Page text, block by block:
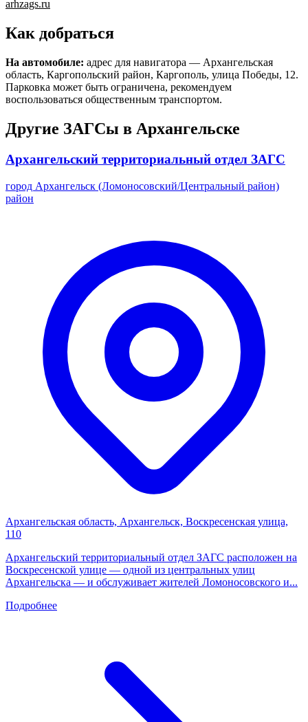
arhzags.ru
Как добраться
На автомобиле: адрес для навигатора — Архангельская
область, Каргопольский район, Каргополь, улица Победы, 12.
Парковка может быть ограничена, рекомендуем
воспользоваться общественным транспортом.
Другие ЗАГСы в Архангельске
Архангельский территориальный отдел ЗАГС
город Архангельск (Ломоносовский/Центральный район)
район
Архангельская область, Архангельск, Воскресенская улица,
110
Архангельский территориальный отдел ЗАГС расположен на
Воскресенской улице — одной из центральных улиц
Архангельска — и обслуживает жителей Ломоносовского и...
Подробнее